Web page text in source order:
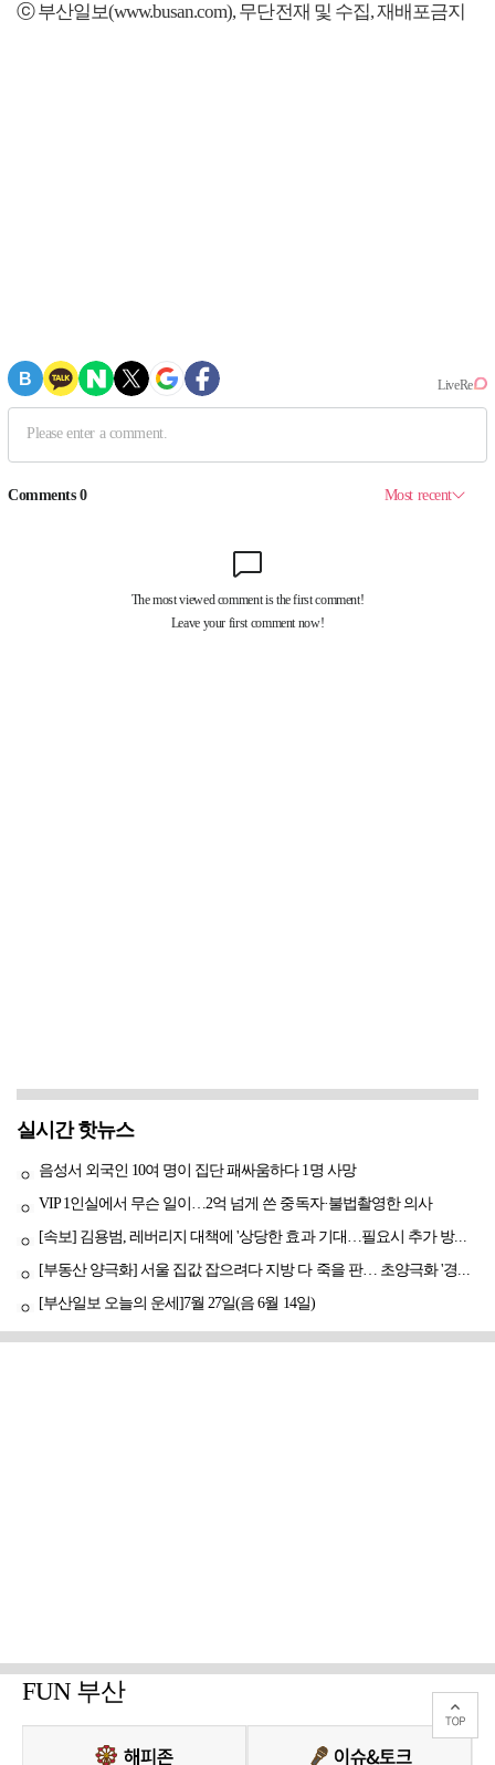
ⓒ 부산일보(www.busan.com), 무단전재 및 수집, 재배포금지
실시간 핫뉴스
음성서 외국인 10여 명이 집단 패싸움하다 1명 사망
VIP 1인실에서 무슨 일이…2억 넘게 쓴 중독자·불법촬영한 의사
[속보] 김용범, 레버리지 대책에 '상당한 효과 기대…필요시 추가 방안도 검토'
[부동산 양극화] 서울 집값 잡으려다 지방 다 죽을 판… 초양극화 '경고등'
[부산일보 오늘의 운세]7월 27일(음 6월 14일)
FUN 부산